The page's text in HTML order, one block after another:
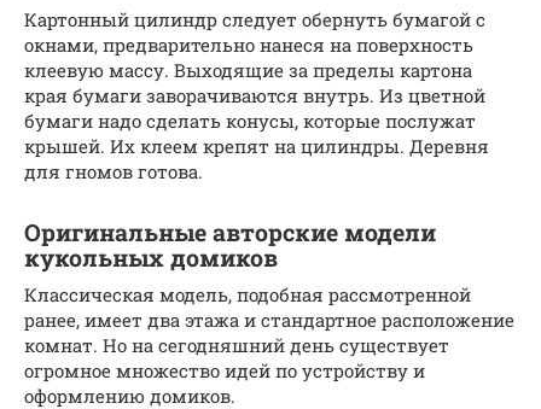
Картонный цилиндр следует обернуть бумагой с
окнами, предварительно нанеся на поверхность
клеевую массу. Выходящие за пределы картона
края бумаги заворачиваются внутрь. Из цветной
бумаги надо сделать конусы, которые послужат
крышей. Их клеем крепят на цилиндры. Деревня
для гномов готова.
Оригинальные авторские модели
кукольных домиков
Классическая модель, подобная рассмотренной
ранее, имеет два этажа и стандартное расположение
комнат. Но на сегодняшний день существует
огромное множество идей по устройству и
оформлению домиков.